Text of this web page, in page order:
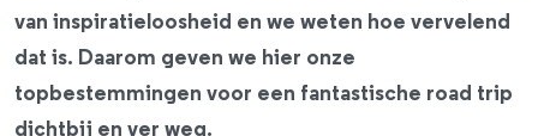
van inspiratieloosheid en we weten hoe vervelend
dat is. Daarom geven we hier onze
topbestemmingen voor een fantastische road trip
dichtbij en ver weg.